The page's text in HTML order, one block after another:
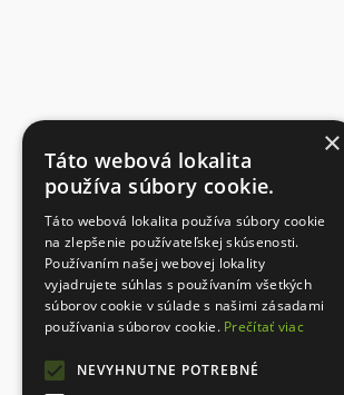
×
Táto webová lokalita
používa súbory cookie.
Táto webová lokalita používa súbory cookie
na zlepšenie používateľskej skúsenosti.
Používaním našej webovej lokality
vyjadrujete súhlas s používaním všetkých
súborov cookie v súlade s našimi zásadami
používania súborov cookie. Prečítať viac
NEVYHNUTNE POTREBNÉ